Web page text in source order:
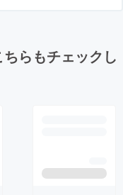
らもチェックし